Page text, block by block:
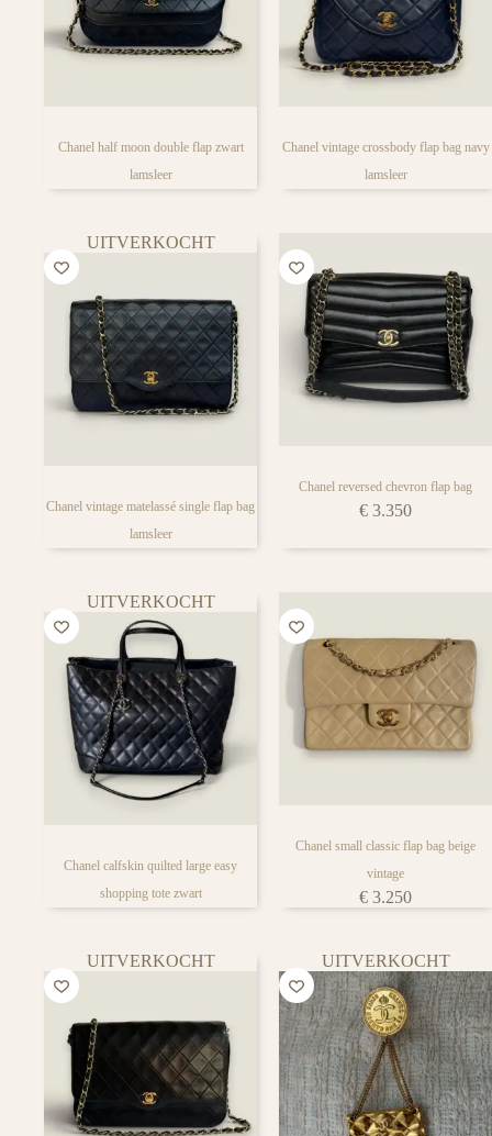
Chanel half moon double flap zwart
lamsleer
Chanel vintage crossbody flap bag navy
lamsleer
UITVERKOCHT
Chanel vintage matelassé single flap bag
lamsleer
Chanel reversed chevron flap bag
€ 3.350
UITVERKOCHT
Chanel calfskin quilted large easy
shopping tote zwart
Chanel small classic flap bag beige
vintage
€ 3.250
UITVERKOCHT UITVERKOCHT